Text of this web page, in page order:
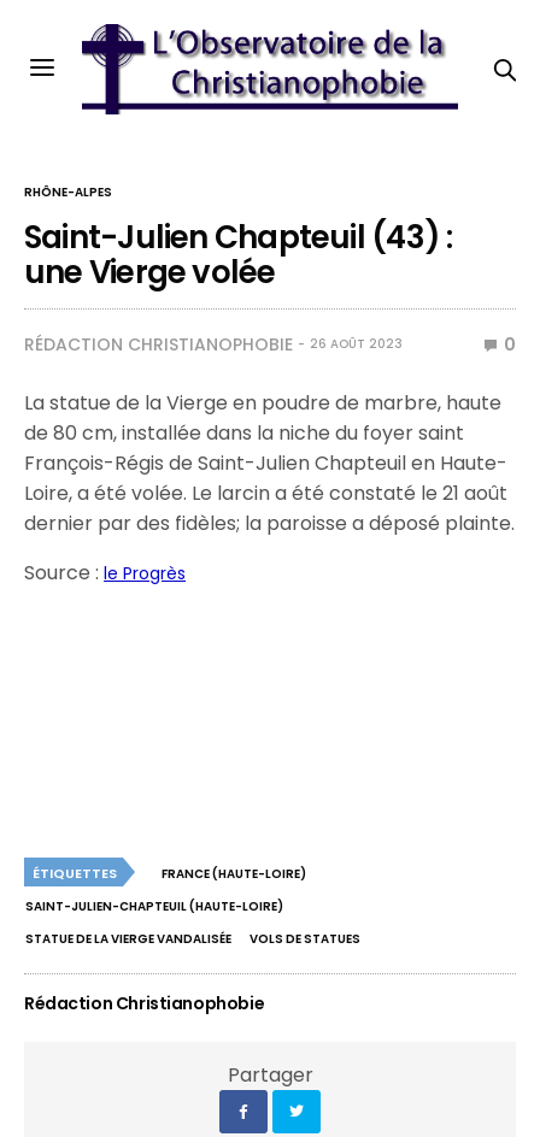
RHÔNE-ALPES
Saint-Julien Chapteuil (43) :
une Vierge volée
RÉDACTION CHRISTIANOPHOBIE 26 AOÛT 2023 0
La statue de la Vierge en poudre de marbre, haute
de 80 cm, installée dans la niche du foyer saint
François-Régis de Saint-Julien Chapteuil en Haute-
Loire, a été volée. Le larcin a été constaté le 21 août
dernier par des fidèles; la paroisse a déposé plainte.
Source :le Progrès
ÉTIQUETTES
FRANCE (HAUTE-LOIRE)
SAINT-JULIEN-CHAPTEUIL (HAUTE-LOIRE)
STATUE DE LA VIERGE VANDALISÉE
VOLS DE STATUES
Rédaction Christianophobie
Partager